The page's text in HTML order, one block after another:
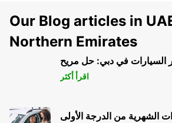
PODGORICA
PODGORICA - MONTENEGRO
Our Blog articles in
Northern Emirates
السيارات في دبي: حل مريح
اقرأ أكثر
الشهرية من الدرجة الأولى